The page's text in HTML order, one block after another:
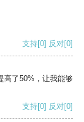
支持[0] 反对[0]
高了50%，让我能够
支持[0] 反对[0]